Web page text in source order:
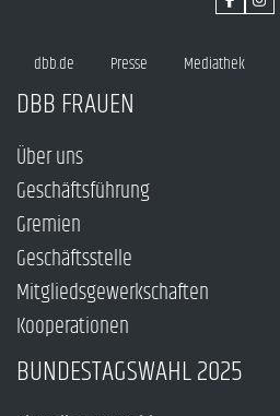
dbb.de Presse Mediathek
DBB FRAUEN
Über uns
Geschäftsführung
Gremien
Geschäftsstelle
Mitgliedsgewerkschaften
Kooperationen
BUNDESTAGSWAHL 2025